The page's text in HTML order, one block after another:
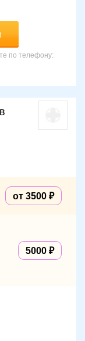
по телефону:
от 3500
5000